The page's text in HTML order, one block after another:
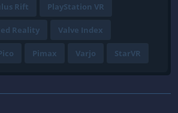
Rift PlayStation VR
Reality Valve Index
Pimax Varjo StarVR